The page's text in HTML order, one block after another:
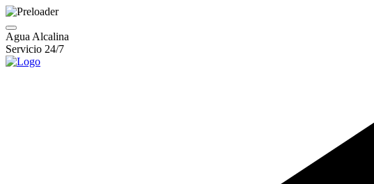
Agua Alcalina
Servicio 24/7